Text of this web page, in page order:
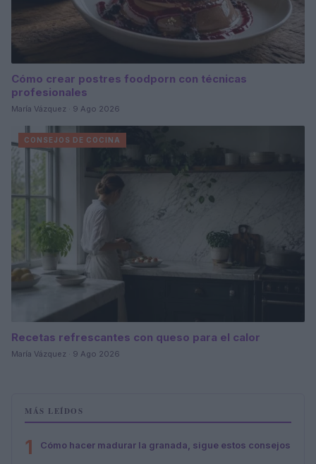
Cómo crear postres foodporn con técnicas
profesionales
María Vázquez · 9 Ago 2026
CONSEJOS DE COCINA
Recetas refrescantes con queso para el calor
María Vázquez · 9 Ago 2026
MÁS LEÍDOS
1 Cómo hacer madurar la granada, sigue estos consejos